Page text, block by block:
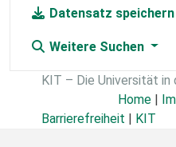
Datensatz speichern
Weitere Suchen
KIT – Die Universität
Home |
Barrierefreiheit | KIT